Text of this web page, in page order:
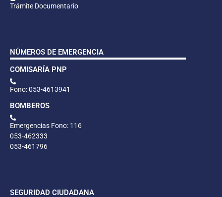
Trámite Documentario
NÚMEROS DE EMERGENCIA
COMISARÍA PNP
Fono: 053-4613941
BOMBEROS
Emergencias Fono: 116
053-462333
053-461796
SEGURIDAD CIUDADANA